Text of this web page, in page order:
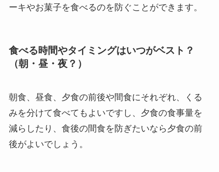
ーキやお菓子を食べるのを防ぐことができます。
食べる時間やタイミングはいつがベスト？
（朝・昼・夜？）
朝食、昼食、夕食の前後や間食にそれぞれ、くる
みを分けて食べてもよいですし、夕食の食事量を
減らしたり、食後の間食を防ぎたいなら夕食の前
後がよいでしょう。